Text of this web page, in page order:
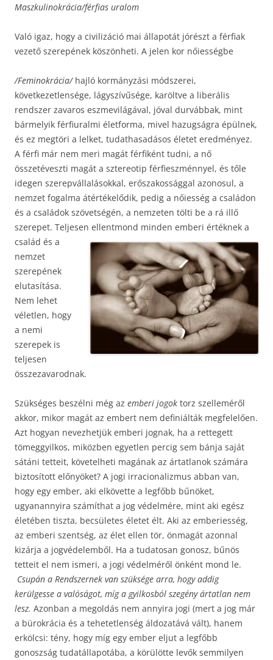
Maszkulinokrácia/férfias uralom
Való igaz, hogy a civilizáció mai állapotát jórészt a férfiak
vezető szerepének köszönheti. A jelen kor nőiességbe
/Feminokrácia/hajló kormányzási módszerei,
következetlensége, lágyszívűsége, karöltve a liberális
rendszer zavaros eszmevilágával, jóval durvábbak, mint
bármelyik férfiuralmi életforma, mivel hazugságra épülnek,
és ez megtöri a lelket, tudathasadásos életet eredményez.
A férfi már nem meri magát férfiként tudni, a nő
összetéveszti magát a sztereotip férfieszménnyel, és tőle
idegen szerepvállalásokkal, erőszakossággal azonosul, a
nemzet fogalma átértékelődik, pedig a nőiesség a családon
és a családok szövetségén, a nemzeten tölti be a rá illő
szerepet. Teljesen ellentmond minden emberi értéknek a
család és a
nemzet
szerepének
elutasítása.
Nem lehet
véletlen, hogy
a nemi
szerepek is
teljesen
összezavarodnak.
Szükséges beszélni még az emberi jogok torz szelleméről
akkor, mikor magát az embert nem definiálták megfelelően.
Azt hogyan nevezhetjük emberi jognak, ha a rettegett
tömeggyilkos, miközben egyetlen percig sem bánja saját
sátáni tetteit, követelheti magának az ártatlanok számára
biztosított előnyöket? A jogi irracionalizmus abban van,
hogy egy ember, aki elkövette a legfőbb bűnöket,
ugyanannyira számíthat a jog védelmére, mint aki egész
életében tiszta, becsületes életet élt. Aki az emberiesség,
az emberi szentség, az élet ellen tör, önmagát azonnal
kizárja a jogvédelemből. Ha a tudatosan gonosz, bűnös
tetteit el nem ismeri, a jogi védelméről önként mond le.
Csupán a Rendszernek van szüksége arra, hogy addig
kerülgesse a valóságot, míg a gyilkosból szegény ártatlan nem
lesz. Azonban a megoldás nem annyira jogi (mert a jog már
a bürokrácia és a tehetetlenség áldozatává vált), hanem
erkölcsi: tény, hogy míg egy ember eljut a legfőbb
gonoszság tudatállapotába, a körülötte levők semmilyen